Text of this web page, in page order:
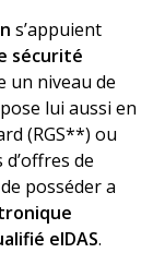
s’appuient
sécurité
un niveau de
lui aussi en
(RGS**) ou
de
posséder a
eIDAS.